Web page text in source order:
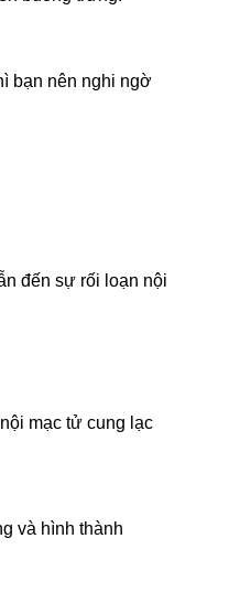
bạn nên nghi ngờ
đến sự rối loạn nội
mạc tử cung lạc
và hình thành